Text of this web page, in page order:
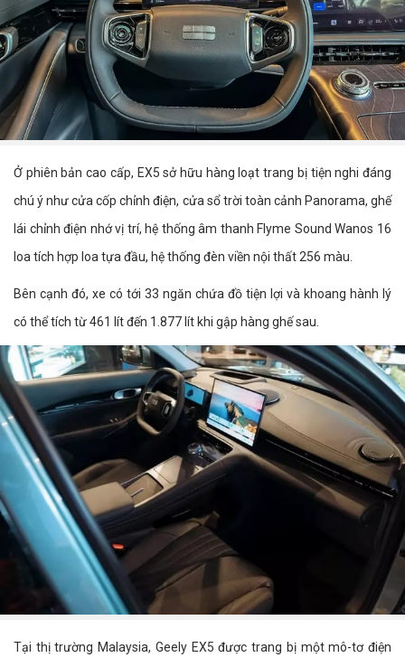
Ở phiên bản cao cấp, EX5 sở hữu hàng loạt trang bị tiện nghi đáng
chú ý như cửa cốp chỉnh điện, cửa sổ trời toàn cảnh Panorama, ghế
lái chỉnh điện nhớ vị trí, hệ thống âm thanh Flyme Sound Wanos 16
loa tích hợp loa tựa đầu, hệ thống đèn viền nội thất 256 màu.
Bên cạnh đó, xe có tới 33 ngăn chứa đồ tiện lợi và khoang hành lý
có thể tích từ 461 lít đến 1.877 lít khi gập hàng ghế sau.
Tại thị trường Malaysia, Geely EX5 được trang bị một mô-tơ điện